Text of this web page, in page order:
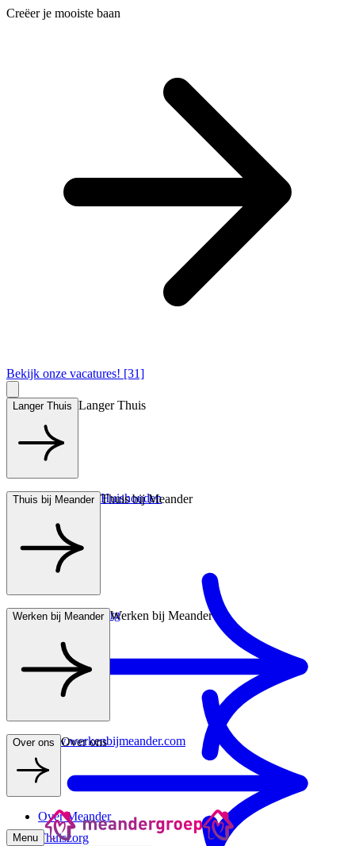
Creëer je mooiste baan
Bekijk onze vacatures! [31]
Langer Thuis Langer Thuis
Hulp bij het Huishouden
Thuiszorg
Thuis bij Meander Thuis bij Meander
Wonen met zorg
Werken bij Meander Werken bij Meander
www.werkenbijmeander.com
Over ons Over ons
Over Meander
Menu